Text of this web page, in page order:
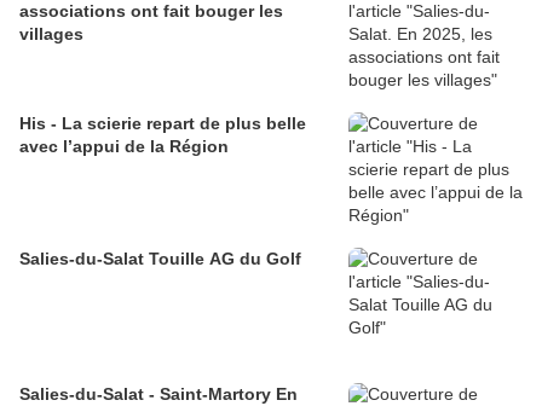
associations ont fait bouger les
villages
His - La scierie repart de plus belle
avec l’appui de la Région
Salies-du-Salat Touille AG du Golf
Salies-du-Salat - Saint-Martory En